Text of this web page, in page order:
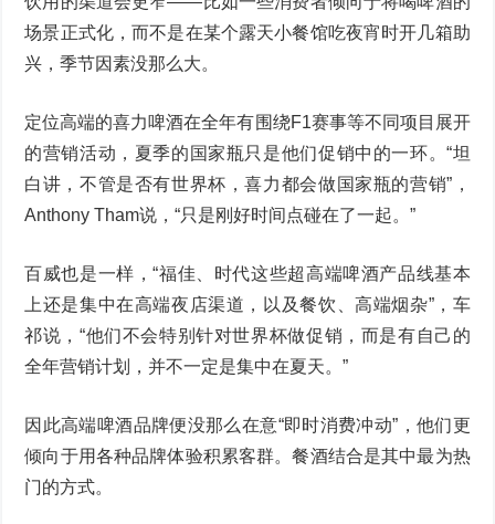
场景正式化，而不是在某个露天小餐馆吃夜宵时开几箱助
兴，季节因素没那么大。
定位高端的喜力啤酒在全年有围绕F1赛事等不同项目展开
的营销活动，夏季的国家瓶只是他们促销中的一环。“坦
白讲，不管是否有世界杯，喜力都会做国家瓶的营销”，
Anthony Tham说，“只是刚好时间点碰在了一起。”
百威也是一样，“福佳、时代这些超高端啤酒产品线基本
上还是集中在高端夜店渠道，以及餐饮、高端烟杂”，车
祁说，“他们不会特别针对世界杯做促销，而是有自己的
全年营销计划，并不一定是集中在夏天。”
因此高端啤酒品牌便没那么在意“即时消费冲动”，他们更
倾向于用各种品牌体验积累客群。餐酒结合是其中最为热
门的方式。